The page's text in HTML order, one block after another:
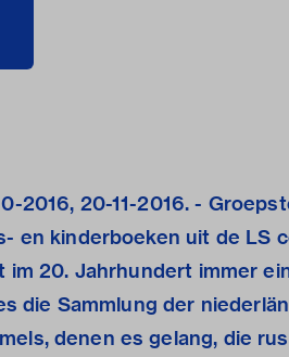
2016, 20-11-2016. -
en kinderboeken uit de LS
20. Jahrhundert immer
die Sammlung der
denen es gelang, die